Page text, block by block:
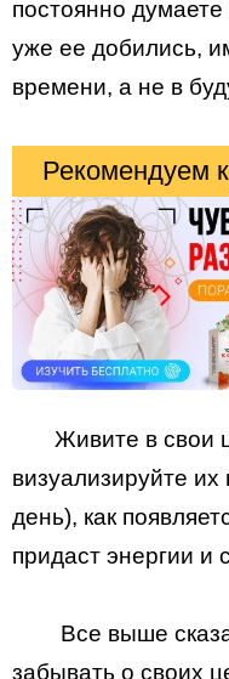
постоянно
уже ее добились,
времени, а не в
Рекомендуем
Живите в свои
визуализируйте
день), как
придаст энергии и
Все выше
забывать о своих